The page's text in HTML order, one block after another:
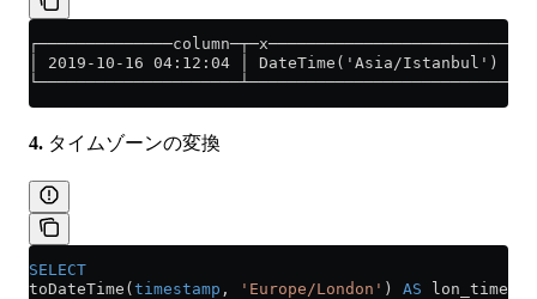
┌──────────────column─┬─x─────────────────────────┐
│ 2019-10-16 04:12:04 │ DateTime('Asia/Istanbul') │
└─────────────────────┴───────────────────────────┘
4. タイムゾーンの変換
SELECT
toDateTime( timestamp , 'Europe/London' ) AS lon_time,